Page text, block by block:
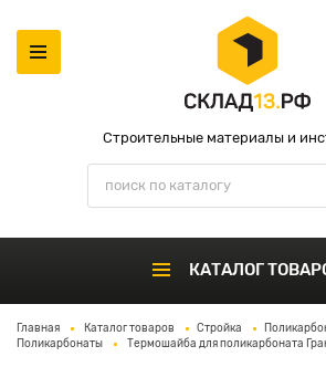
Строительные материалы и
КАТАЛОГ
Главная Каталог товаров Стройка
Поликарбонаты
Термошайба для поликарбоната